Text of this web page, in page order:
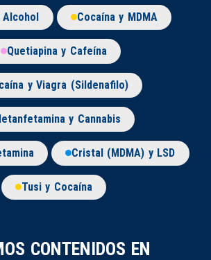
Alcohol Cocaína y MDMA
Quetiapina y Cafeína
y Viagra (Sildenafilo)
y Cannabis
Cristal (MDMA) y LSD
Tusi y Cocaína
CONTENIDOS EN